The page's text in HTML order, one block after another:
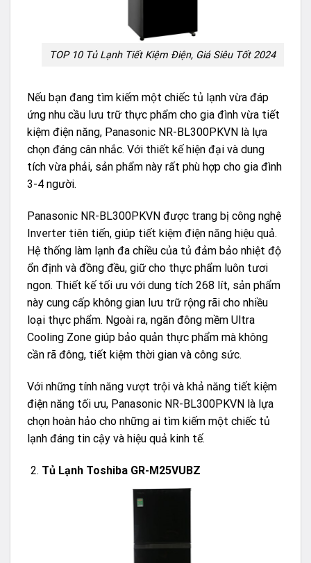
TOP 10 Tủ Lạnh Tiết Kiệm Điện, Giá Siêu Tốt 2024
Nếu bạn đang tìm kiếm một chiếc tủ lạnh vừa đáp
ứng nhu cầu lưu trữ thực phẩm cho gia đình vừa tiết
kiệm điện năng, Panasonic NR-BL300PKVN là lựa
chọn đáng cân nhắc. Với thiết kế hiện đại và dung
tích vừa phải, sản phẩm này rất phù hợp cho gia đình
3-4 người.
Panasonic NR-BL300PKVN được trang bị công nghệ
Inverter tiên tiến, giúp tiết kiệm điện năng hiệu quả.
Hệ thống làm lạnh đa chiều của tủ đảm bảo nhiệt độ
ổn định và đồng đều, giữ cho thực phẩm luôn tươi
ngon. Thiết kế tối ưu với dung tích 268 lít, sản phẩm
này cung cấp không gian lưu trữ rộng rãi cho nhiều
loại thực phẩm. Ngoài ra, ngăn đông mềm Ultra
Cooling Zone giúp bảo quản thực phẩm mà không
cần rã đông, tiết kiệm thời gian và công sức.
Với những tính năng vượt trội và khả năng tiết kiệm
điện năng tối ưu, Panasonic NR-BL300PKVN là lựa
chọn hoàn hảo cho những ai tìm kiếm một chiếc tủ
lạnh đáng tin cậy và hiệu quả kinh tế.
Tủ Lạnh Toshiba GR-M25VUBZ